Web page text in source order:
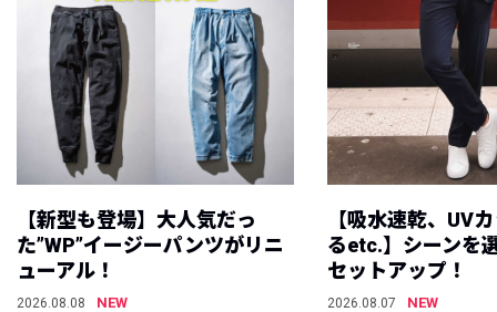
【新型も登場】大人気だっ
た”WP”イージーパンツがリニ
ューアル！
2026.08.08
NEW
【吸水速乾、UV
るetc.】シーンを
セットアップ！
2026.08.07
NEW